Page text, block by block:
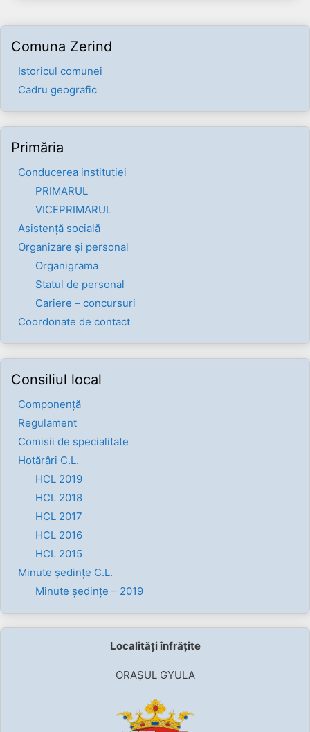
Comuna Zerind
Istoricul comunei
Cadru geografic
Primăria
Conducerea instituției
PRIMARUL
VICEPRIMARUL
Asistență socială
Organizare și personal
Organigrama
Statul de personal
Cariere – concursuri
Coordonate de contact
Consiliul local
Componenţă
Regulament
Comisii de specialitate
Hotărâri C.L.
HCL 2019
HCL 2018
HCL 2017
HCL 2016
HCL 2015
Minute ședințe C.L.
Minute ședințe – 2019
Localități înfrățite
ORAȘUL GYULA